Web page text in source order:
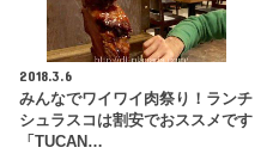
2018.3.6
みんなでワイワイ肉祭り！ランチ
シュラスコは割安でおススメです
「TUCAN…